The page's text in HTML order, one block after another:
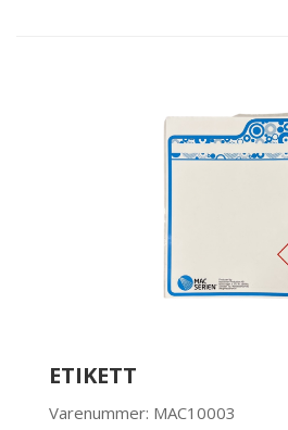
ETIKETT
Varenummer: MAC10003